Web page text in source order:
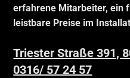
erfahrene Mitarbeiter, ein
leistbare Preise im
Triester Straße 391,
0316/ 57 24 57